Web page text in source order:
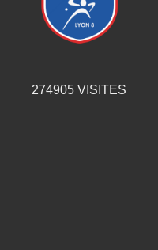
274905 VISITES